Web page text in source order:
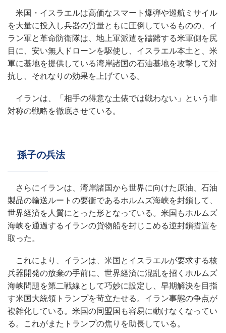
米国・イスラエルは高価なスマート爆弾や巡航ミサイル
を大量に投入し兵器の質量ともに圧倒しているものの、イ
ラン軍と革命防衛隊は、地上軍派遣を躊躇する米軍側を尻
目に、安い無人ドローンを駆使し、イスラエル本土と、米
軍に基地を提供している湾岸諸国の石油基地を攻撃して対
抗し、それなりの効果を上げている。
イランは、「相手の得意な土俵では戦わない」という非
対称の戦略を徹底させている。
孫子の兵法
さらにイランは、湾岸諸国から世界に向けた原油、石油
製品の輸送ルートの要衝であるホルムズ海峡を封鎖して、
世界経済を人質にとった形となっている。米国もホルムズ
海峡を通過するイランの貨物船を封じこめる逆封鎖措置を
取った。
これにより、イランは、米国とイスラエルが要求する核
兵器開発の放棄の手前に、世界経済に混乱を招くホルムズ
海峡問題を第二戦線として巧妙に設定し、早期解決を目指
す米国大統領トランプを苛立たせる。イラン事態の争点が
複雑化している。米国の同盟国も容易に動けなくなってい
る。これがまたトランプの焦りを助長している。